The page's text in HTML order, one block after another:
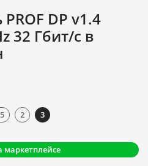
PROF DP v1.4
32 Гбит/с в
2 3
маркетплейсе